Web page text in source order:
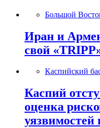
Большой
Иран и
свой
Каспийский
Каспий
оценка
уязвимостей